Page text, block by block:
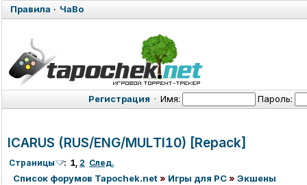
Правила · ЧаВо
Регистрация · Имя: Пароль:
ICARUS (RUS/ENG/MULTI10) [Repack]
Страницы : 1, 2 След.
Список форумов Tapochek.net» Игры для PC» Экшены